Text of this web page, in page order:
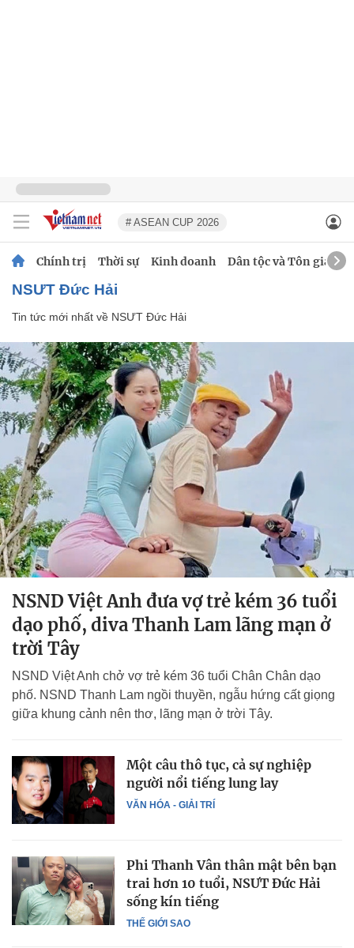
# ASEAN CUP 2026
Chính trị Thời sự Kinh doanh Dân tộc và Tôn giáo
NSƯT Đức Hải
Tin tức mới nhất về NSƯT Đức Hải
NSND Việt Anh đưa vợ trẻ kém 36 tuổi
dạo phố, diva Thanh Lam lãng mạn ở
trời Tây
NSND Việt Anh chở vợ trẻ kém 36 tuổi Chân Chân dạo
phố. NSND Thanh Lam ngồi thuyền, ngẫu hứng cất giọng
giữa khung cảnh nên thơ, lãng mạn ở trời Tây.
VĂN HÓA - GIẢI TRÍ
Một câu thô tục, cả sự nghiệp
người nổi tiếng lung lay
THẾ GIỚI SAO
Phi Thanh Vân thân mật bên bạn
trai hơn 10 tuổi, NSƯT Đức Hải
sống kín tiếng